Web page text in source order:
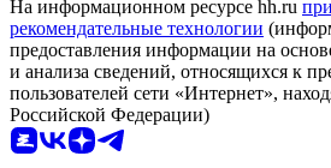
На информационном ресурсе hh.ru
рекомендательные технологии
предоставления информации на
и анализа сведений, относящихся к
пользователей сети «Интернет»,
Российской Федерации)